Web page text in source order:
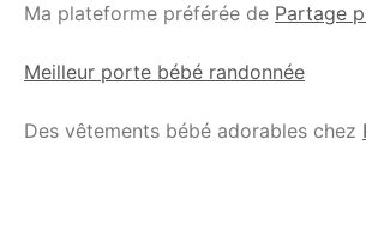
Ma plateforme préférée de Partage
Meilleur porte bébé randonnée
Des vêtements bébé adorables chez